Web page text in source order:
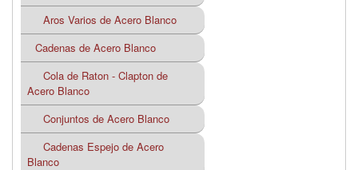
Aros Varios de Acero Blanco
Cadenas de Acero Blanco
Cola de Raton - Clapton de
Acero Blanco
Conjuntos de Acero Blanco
Cadenas Espejo de Acero
Blanco